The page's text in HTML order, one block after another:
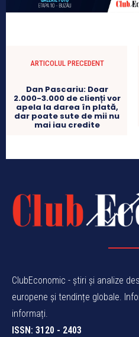
ARTICOLUL PRECEDENT
Dan Pascariu: Doar
2.000-3.000 de clienți vor
apela la darea în plată,
dar poate sute de mii nu
mai iau credite
ClubEconomic - știri și analize
europene și tendințe globale.
informați.
ISSN: 3120 - 2403